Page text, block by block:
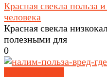
Красная свекла польза
человека
Красная свекла
полезными для
0